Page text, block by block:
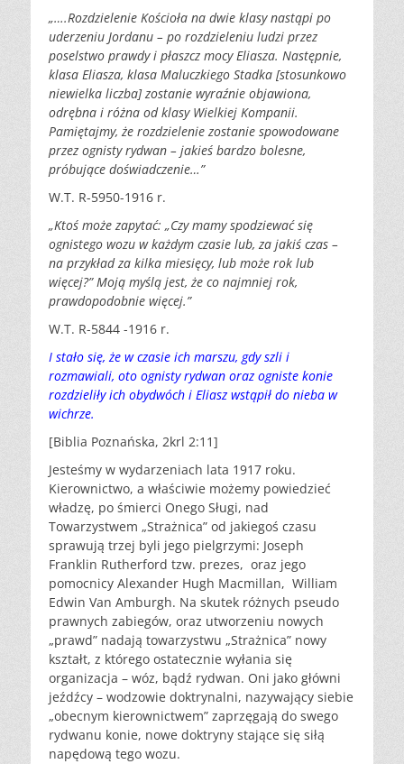
„….Rozdzielenie Kościoła na dwie klasy nastąpi po
uderzeniu Jordanu – po rozdzieleniu ludzi przez
poselstwo prawdy i płaszcz mocy Eliasza. Następnie,
klasa Eliasza, klasa Maluczkiego Stadka [stosunkowo
niewielka liczba] zostanie wyraźnie objawiona,
odrębna i różna od klasy Wielkiej Kompanii.
Pamiętajmy, że rozdzielenie zostanie spowodowane
przez ognisty rydwan – jakieś bardzo bolesne,
próbujące doświadczenie…”
W.T. R-5950-1916 r.
„Ktoś może zapytać: „Czy mamy spodziewać się
ognistego wozu w każdym czasie lub, za jakiś czas –
na przykład za kilka miesięcy, lub może rok lub
więcej?” Moją myślą jest, że co najmniej rok,
prawdopodobnie więcej.”
W.T. R-5844 -1916 r.
I stało się, że w czasie ich marszu, gdy szli i
rozmawiali, oto ognisty rydwan oraz ogniste konie
rozdzieliły ich obydwóch i Eliasz wstąpił do nieba w
wichrze.
[Biblia Poznańska, 2krl 2:11]
Jesteśmy w wydarzeniach lata 1917 roku.
Kierownictwo, a właściwie możemy powiedzieć
władzę, po śmierci Onego Sługi, nad
Towarzystwem „Strażnica” od jakiegoś czasu
sprawują trzej byli jego pielgrzymi: Joseph
Franklin Rutherford tzw. prezes, oraz jego
pomocnicy Alexander Hugh Macmillan, William
Edwin Van Amburgh. Na skutek różnych pseudo
prawnych zabiegów, oraz utworzeniu nowych
„prawd” nadają towarzystwu „Strażnica” nowy
kształt, z którego ostatecznie wyłania się
organizacja – wóz, bądź rydwan. Oni jako główni
jeźdźcy – wodzowie doktrynalni, nazywający siebie
„obecnym kierownictwem” zaprzęgają do swego
rydwanu konie, nowe doktryny stające się siłą
napędową tego wozu.